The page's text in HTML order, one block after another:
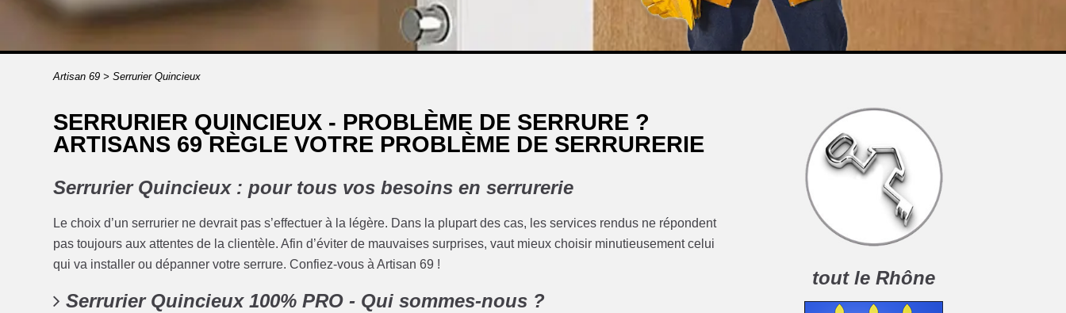
Artisan 69> Serrurier Quincieux
SERRURIER QUINCIEUX - PROBLÈME DE SERRURE ?
ARTISANS 69 RÈGLE VOTRE PROBLÈME DE SERRURERIE
Serrurier Quincieux : pour tous vos besoins en serrurerie
Le choix d’un serrurier ne devrait pas s’effectuer à la légère. Dans la plupart des cas, les services rendus ne répondent
pas toujours aux attentes de la clientèle. Afin d’éviter de mauvaises surprises, vaut mieux choisir minutieusement celui
qui va installer ou dépanner votre serrure. Confiez-vous à Artisan 69 !
Serrurier Quincieux 100% PRO - Qui sommes-nous ?
tout le Rhône